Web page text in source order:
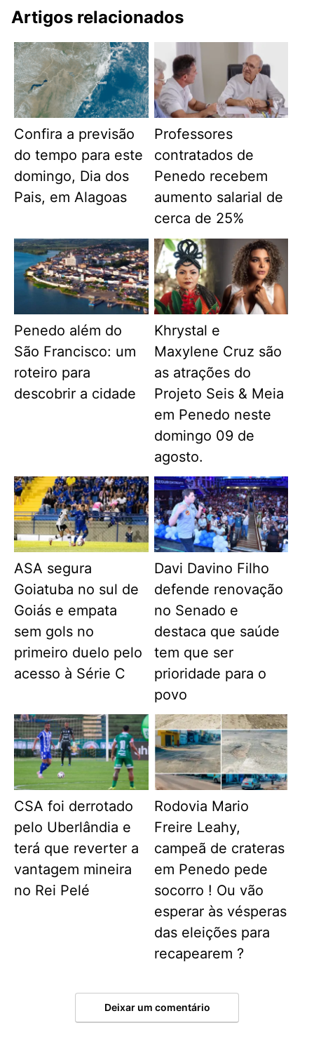
Artigos relacionados
Confira a previsão
do tempo para este
domingo, Dia dos
Pais, em Alagoas
Professores
contratados de
Penedo recebem
aumento salarial de
cerca de 25%
Penedo além do
São Francisco: um
roteiro para
descobrir a cidade
Khrystal e
Maxylene Cruz são
as atrações do
Projeto Seis & Meia
em Penedo neste
domingo 09 de
agosto.
ASA segura
Goiatuba no sul de
Goiás e empata
sem gols no
primeiro duelo pelo
acesso à Série C
Davi Davino Filho
defende renovação
no Senado e
destaca que saúde
tem que ser
prioridade para o
povo
CSA foi derrotado
pelo Uberlândia e
terá que reverter a
vantagem mineira
no Rei Pelé
Rodovia Mario
Freire Leahy,
campeã de crateras
em Penedo pede
socorro ! Ou vão
esperar às vésperas
das eleições para
recapearem ?
Deixar um comentário